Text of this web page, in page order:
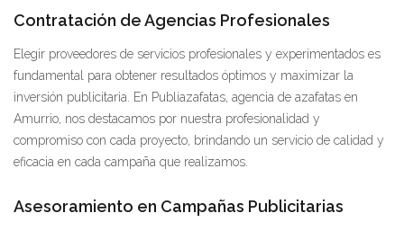
Contratación de Agencias Profesionales
Elegir proveedores de servicios profesionales y experimentados es
fundamental para obtener resultados óptimos y maximizar la
inversión publicitaria. En Publiazafatas, agencia de azafatas en
Amurrio, nos destacamos por nuestra profesionalidad y
compromiso con cada proyecto, brindando un servicio de calidad y
eficacia en cada campaña que realizamos.
Asesoramiento en Campañas Publicitarias